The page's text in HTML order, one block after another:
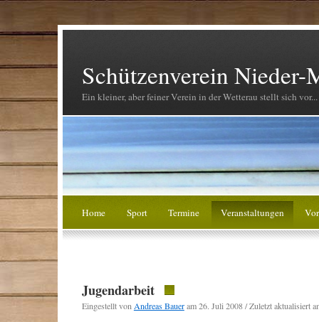
Schützenverein Nieder-
Ein kleiner, aber feiner Verein in der Wetterau stellt sich vor...
Home Sport Termine Veranstaltungen
Jugendarbeit
Eingestellt vonAndreas Baueram 26. Juli 2008 / Zuletzt aktualisiert